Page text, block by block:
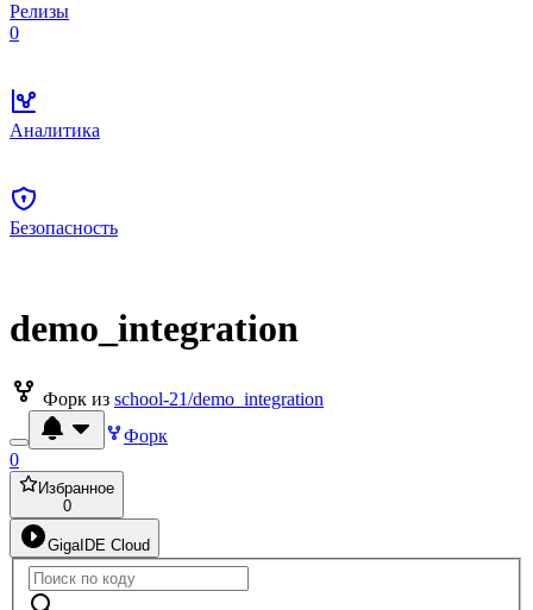
Релизы
0
Аналитика
Безопасность
demo_integration
Форк из school-21/demo_integration
Форк
0
Избранное
0
GigaIDE Cloud